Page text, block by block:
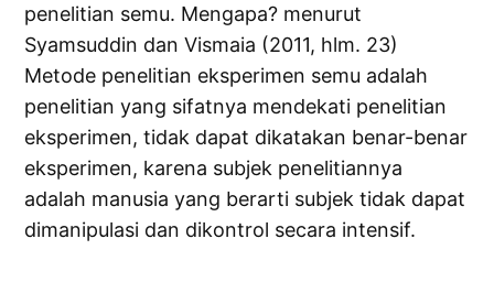
penelitian semu. Mengapa? menurut
Syamsuddin dan Vismaia (2011, hlm. 23)
Metode penelitian eksperimen semu adalah
penelitian yang sifatnya mendekati penelitian
eksperimen, tidak dapat dikatakan benar-benar
eksperimen, karena subjek penelitiannya
adalah manusia yang berarti subjek tidak dapat
dimanipulasi dan dikontrol secara intensif.